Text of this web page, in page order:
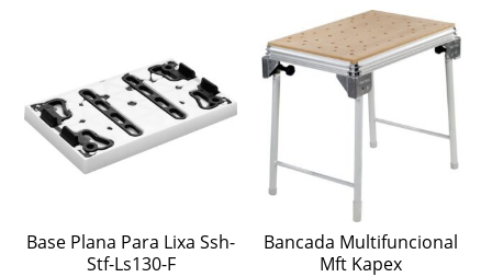
Base Plana Para Lixa Ssh-
Stf-Ls130-F
Bancada Multifuncional
Mft Kapex